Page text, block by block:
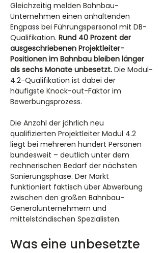
Gleichzeitig melden Bahnbau-
Unternehmen einen anhaltenden
Engpass bei Führungspersonal mit DB-
Qualifikation. Rund 40 Prozent der
ausgeschriebenen Projektleiter-
Positionen im Bahnbau bleiben länger
als sechs Monate unbesetzt. Die Modul-
4.2-Qualifikation ist dabei der
häufigste Knock-out-Faktor im
Bewerbungsprozess.
Die Anzahl der jährlich neu
qualifizierten Projektleiter Modul 4.2
liegt bei mehreren hundert Personen
bundesweit – deutlich unter dem
rechnerischen Bedarf der nächsten
Sanierungsphase. Der Markt
funktioniert faktisch über Abwerbung
zwischen den großen Bahnbau-
Generalunternehmern und
mittelständischen Spezialisten.
Was eine unbesetzte